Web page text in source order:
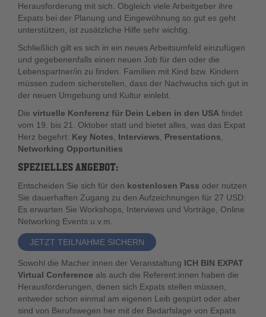
Herausforderung mit sich. Obgleich viele Arbeitgeber ihre
Expats bei der Planung und Eingewöhnung so gut es geht
unterstützen, ist zusätzliche Hilfe sehr wichtig.
Schließlich gilt es sich in ein neues Arbeitsumfeld einzufügen
und gegebenenfalls einen neuen Job für den oder die
Lebenspartner/in zu finden. Familien mit Kind bzw. Kindern
müssen zudem sicherstellen, dass der Nachwuchs sich gut in
der neuen Umgebung und Kultur einlebt.
Die virtuelle Konferenz für Dein Leben in den USA findet
vom 19. bis 21. Oktober statt und bietet alles, was das Expat
Herz begehrt: Key Notes Interviews Presentations
Networking Opportunities
SPEZIELLES ANGEBOT:
Entscheiden Sie sich für den kostenlosen Pass oder nutzen
Sie dauerhaften Zugang zu den Aufzeichnungen für 27 USD:
Es erwarten Sie Workshops, Interviews und Vorträge, Online
Networking Events u.v.m.
JETZT TEILNAHME SICHERN
Sowohl die Macher:innen der Veranstaltung ICH BIN EXPAT
Virtual Conference als auch die Referent:innen haben die
Herausforderungen, denen sich Expats stellen müssen,
entweder schon einmal am eigenen Leib gespürt oder aber
sind von Berufswegen her mit der Bedarfslage von Expats